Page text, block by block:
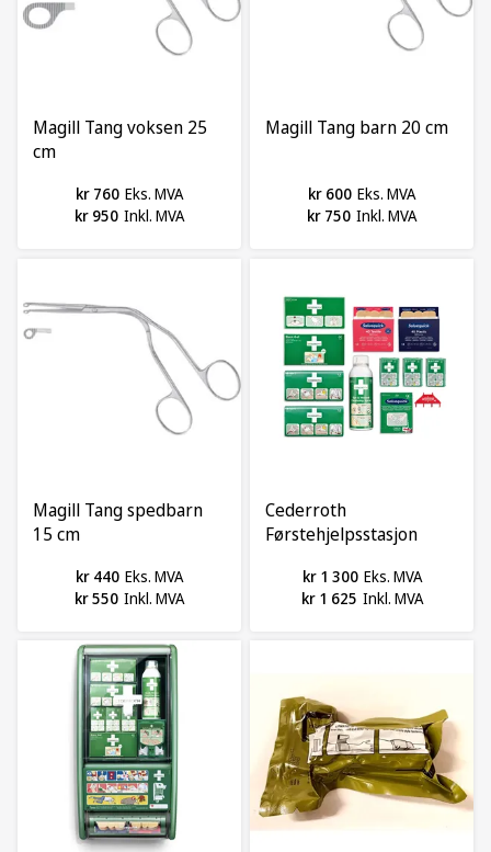
Magill Tang voksen 25
cm
kr 760 Eks. MVA
kr 950 Inkl. MVA
Magill Tang barn 20 cm
kr 600 Eks. MVA
kr 750 Inkl. MVA
Magill Tang spedbarn
15 cm
kr 440 Eks. MVA
kr 550 Inkl. MVA
Cederroth
Førstehjelpsstasjon
kr 1 300 Eks. MVA
kr 1 625 Inkl. MVA